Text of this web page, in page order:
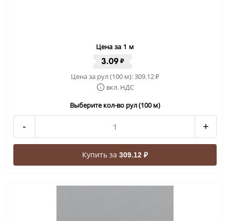
Цена за 1 м
3.09 ₽
Цена за рул (100 м):309.12₽
вкл. НДС
Выберите кол-во рул (100 м)
- +
Купить за 309.12 ₽